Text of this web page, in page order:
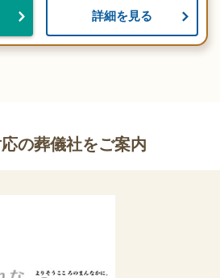
詳細を見る
の葬儀社をご案内